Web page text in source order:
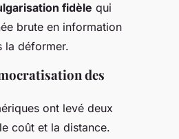
fidèle qui
brute en information
la déformer.
des
ont levé deux
coût et la distance.